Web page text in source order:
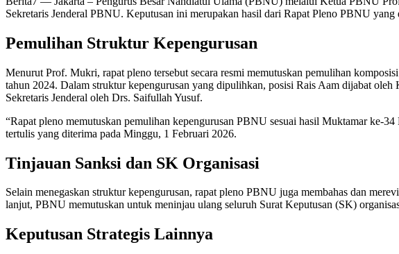
Sekretaris Jenderal PBNU. Keputusan ini merupakan hasil dari Rapat Pleno PBNU yang
Pemulihan Struktur Kepengurusan
Menurut Prof. Mukri, rapat pleno tersebut secara resmi memutuskan pemulihan
tahun 2024. Dalam struktur kepengurusan yang dipulihkan, posisi Rais Aam dijabat
Sekretaris Jenderal oleh Drs. Saifullah Yusuf.
“Rapat pleno memutuskan pemulihan kepengurusan PBNU sesuai hasil Muktamar ke-
tertulis yang diterima pada Minggu, 1 Februari 2026.
Tinjauan Sanksi dan SK Organisasi
Selain menegaskan struktur kepengurusan, rapat pleno PBNU juga membahas dan
lanjut, PBNU memutuskan untuk meninjau ulang seluruh Surat Keputusan (SK)
Keputusan Strategis Lainnya